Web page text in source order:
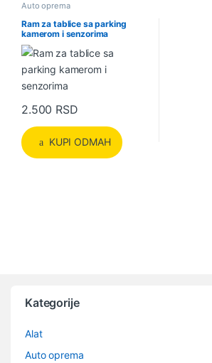
Auto oprema
Ram za tablice sa parking
kamerom i senzorima
2.500 RSD
KUPI ODMAH
Kategorije
Alat
Auto oprema